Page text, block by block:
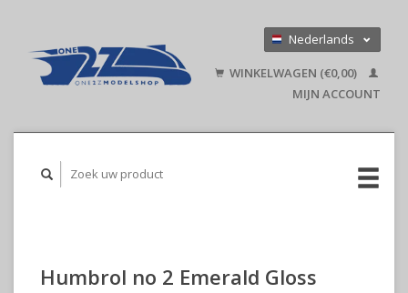
Nederlands
English
WINKELWAGEN (€0,00)
MIJN ACCOUNT
Humbrol no 2 Emerald Gloss